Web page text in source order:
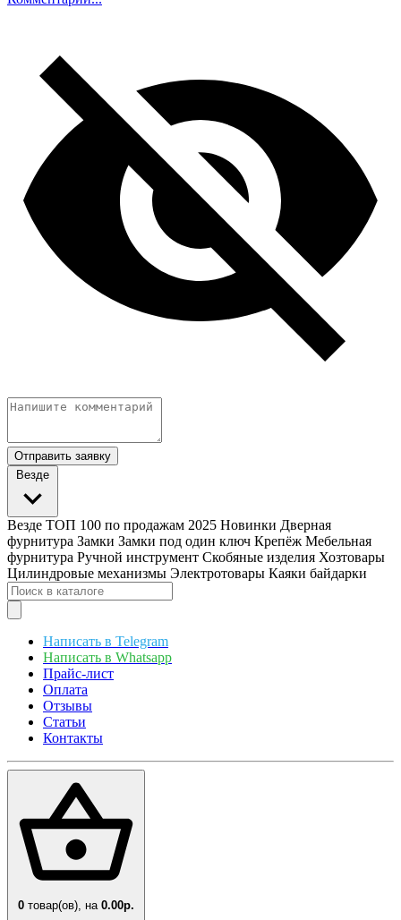
Отправить заявку
Везде
Везде ТОП 100 по продажам 2025 Новинки Дверная
фурнитура Замки Замки под один ключ Крепёж Мебельная
фурнитура Ручной инструмент Скобяные изделия Хозтовары
Цилиндровые механизмы Электротовары Каяки байдарки
Написать в Telegram
Написать в Whatsapp
Прайс-лист
Оплата
Отзывы
Статьи
Контакты
0 товар(ов), на 0.00р.